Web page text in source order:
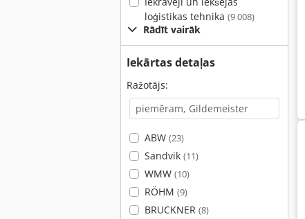
loģistikas tehnika (9 008)
Rādīt vairāk
Iekārtas detaļas
Ražotājs:
ABW (23)
Sandvik (11)
WMW (10)
RÖHM (9)
BRUCKNER (8)